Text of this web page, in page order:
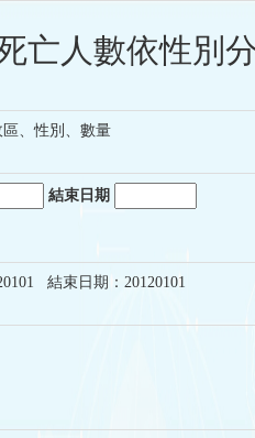
亡人數依性別
、性別、數量
結束日期
結束日期：20120101